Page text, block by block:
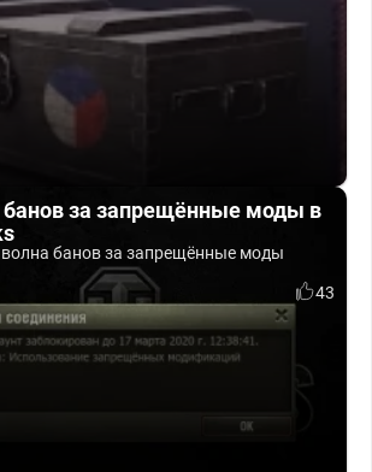
банов за запрещённые моды в
банов за запрещённые моды
43